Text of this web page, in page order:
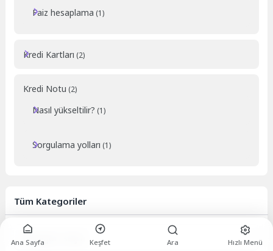
Faiz hesaplama (1)
Kredi Kartları (2)
Kredi Notu (2)
Nasıl yükseltilir? (1)
Sorgulama yolları (1)
Tüm Kategoriler
Tüm
Kategoriler
Ana Sayfa Keşfet Ara Hızlı Menü